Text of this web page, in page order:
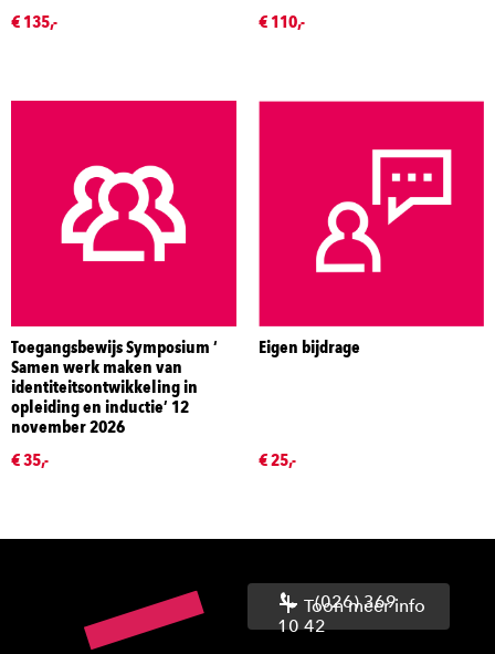
€ 135,-
€ 110,-
Toegangsbewijs Symposium ‘
Samen werk maken van
identiteitsontwikkeling in
opleiding en inductie’ 12
november 2026
€ 35,-
Eigen bijdrage
€ 25,-
(026) 369
10 42
Toon meer info